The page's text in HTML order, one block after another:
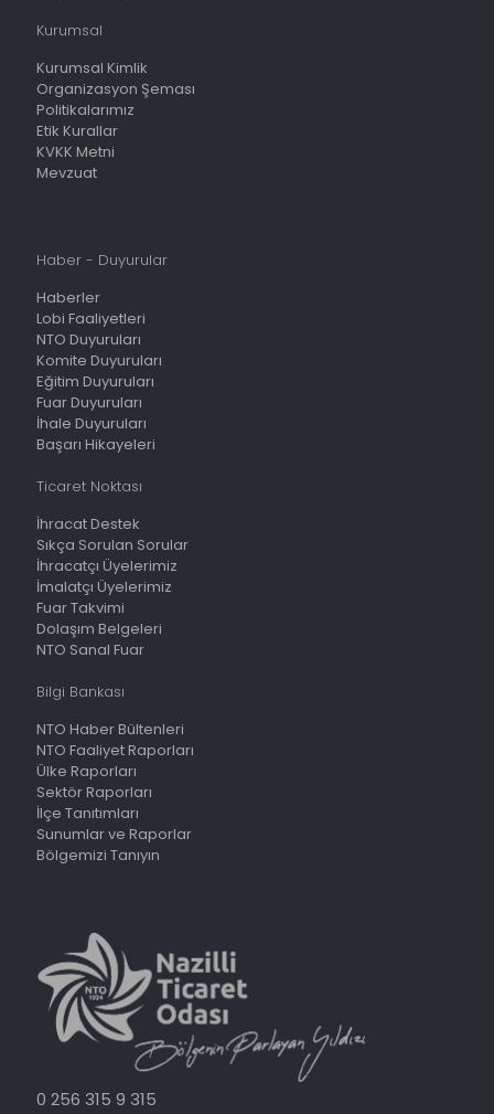
Kurumsal
Kurumsal Kimlik
Organizasyon Şeması
Politikalarımız
Etik Kurallar
KVKK Metni
Mevzuat
Haber - Duyurular
Haberler
Lobi Faaliyetleri
NTO Duyuruları
Komite Duyuruları
Eğitim Duyuruları
Fuar Duyuruları
İhale Duyuruları
Başarı Hikayeleri
Ticaret Noktası
İhracat Destek
Sıkça Sorulan Sorular
İhracatçı Üyelerimiz
İmalatçı Üyelerimiz
Fuar Takvimi
Dolaşım Belgeleri
NTO Sanal Fuar
Bilgi Bankası
NTO Haber Bültenleri
NTO Faaliyet Raporları
Ülke Raporları
Sektör Raporları
İlçe Tanıtımları
Sunumlar ve Raporlar
Bölgemizi Tanıyın
0 256 315 9 315